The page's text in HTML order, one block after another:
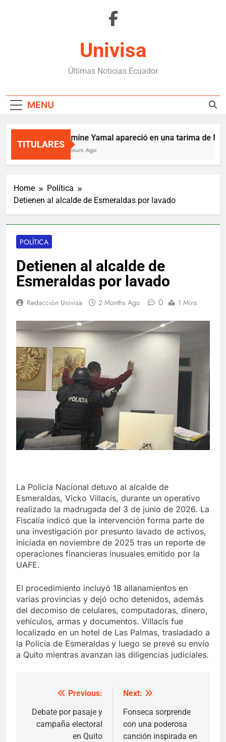
Univisa
Últimas Noticias Ecuador
MENU
TITULARES
Lamine Yamal apareció en una tarima de
7 Hours Ago
Home
Política
Detienen al alcalde de Esmeraldas por lavado
POLÍTICA
Detienen al alcalde de
Esmeraldas por lavado
Redacción Univisa 2 Months Ago 0 1 Mins
La Policía Nacional detuvo al alcalde de
Esmeraldas, Vicko Villacís, durante un operativo
realizado la madrugada del 3 de junio de 2026. La
Fiscalía indicó que la intervención forma parte de
una investigación por presunto lavado de activos,
iniciada en noviembre de 2025 tras un reporte de
operaciones financieras inusuales emitido por la
UAFE.
El procedimiento incluyó 18 allanamientos en
varias provincias y dejó ocho detenidos, además
del decomiso de celulares, computadoras, dinero,
vehículos, armas y documentos. Villacís fue
localizado en un hotel de Las Palmas, trasladado a
la Policía de Esmeraldas y luego se prevé su envío
a Quito mientras avanzan las diligencias judiciales.
navigation
Previous:
Debate por pasaje y
campaña electoral
en Quito
Next:
Fonseca sorprende
con una poderosa
canción inspirada en